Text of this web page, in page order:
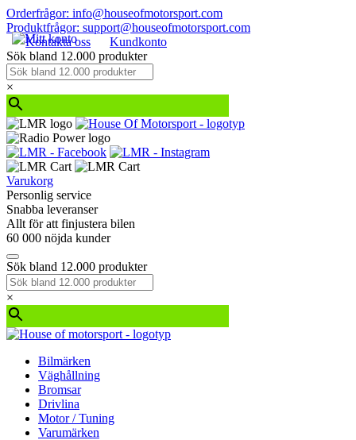
Orderfrågor: info@houseofmotorsport.com
Produktfrågor: support@houseofmotorsport.com
Kontakta oss
Kundkonto
Sök bland 12.000 produkter
×
Varukorg
Personlig service
Snabba leveranser
Allt för att finjustera bilen
60 000 nöjda kunder
Sök bland 12.000 produkter
×
Bilmärken
Väghållning
Bromsar
Drivlina
Motor / Tuning
Varumärken